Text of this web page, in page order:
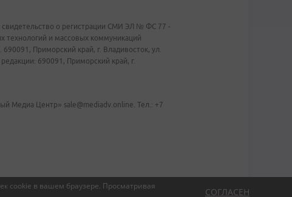
cookie в вашем браузере. Просматривая
СОГЛАСЕН
свидетельство о регистрации СМИ ЭЛ № ФС 77 -
технологий и массовых коммуникаций
Приморский край, г. Владивосток, ул.
690091, Приморский край, г.
Медиа Центр» sale@mediadv.online. Тел.: +7